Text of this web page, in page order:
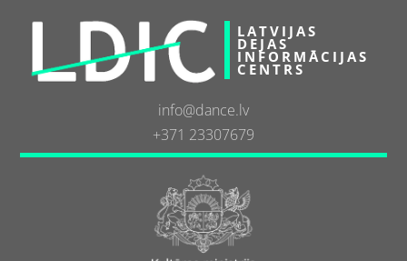
LATVIJAS
DEJAS
INFORMĀCIJAS
CENTRS
info@dance.lv
+371 23307679